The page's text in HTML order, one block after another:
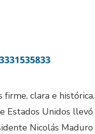
clara e histórica.
Estados Unidos llevó
Nicolás Maduro